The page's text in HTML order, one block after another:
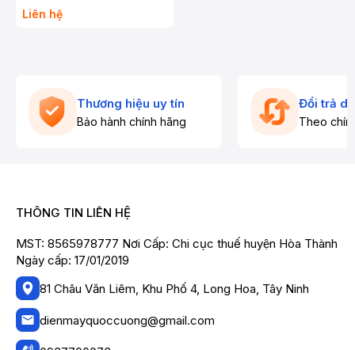
Liên hệ
Thương hiệu uy tín
Bảo hành chính hãng
Đổi trả
Theo
THÔNG TIN LIÊN HỆ
MST: 8565978777 Nơi Cấp: Chi cục thuế huyện Hòa Thành
Ngày cấp: 17/01/2019
81 Châu Văn Liêm, Khu Phố 4, Long Hoa, Tây Ninh
dienmayquoccuong@gmail.com